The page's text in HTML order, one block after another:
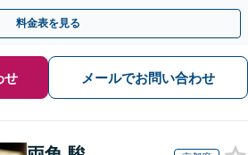
判どのフェーズからも相談可
料金表を見る
せ メールでお問い合わせ